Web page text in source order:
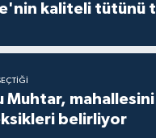
kaliteli tütünü
Muhtar,
belirliyor